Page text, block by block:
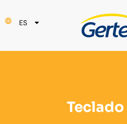
ES
EN
Teclado